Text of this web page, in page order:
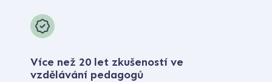
Více než 20 let zkušeností ve
vzdělávání pedagogů